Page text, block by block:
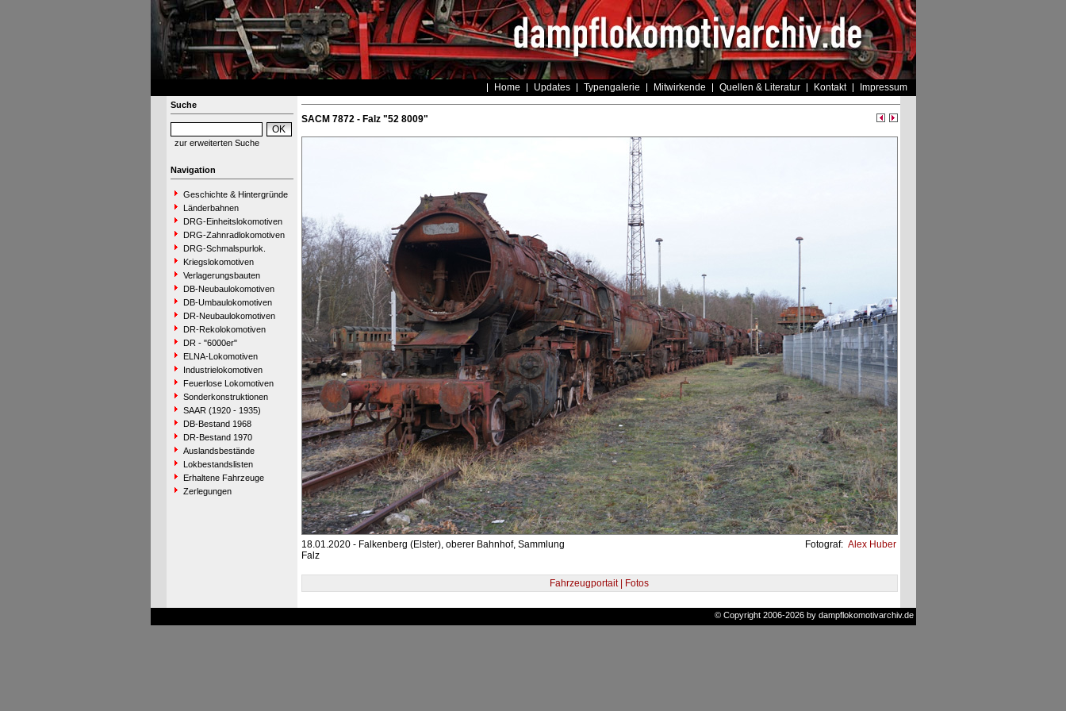
Home Updates Typengalerie Mitwirkende Quellen & Literatur Kontakt Impressum
Suche
zur erweiterten Suche
Navigation
Geschichte & Hintergründe
Länderbahnen
DRG-Einheitslokomotiven
DRG-Zahnradlokomotiven
DRG-Schmalspurlok.
Kriegslokomotiven
Verlagerungsbauten
DB-Neubaulokomotiven
DB-Umbaulokomotiven
DR-Neubaulokomotiven
DR-Rekolokomotiven
DR - "6000er"
ELNA-Lokomotiven
Industrielokomotiven
Feuerlose Lokomotiven
Sonderkonstruktionen
SAAR (1920 - 1935)
DB-Bestand 1968
DR-Bestand 1970
Auslandsbestände
Lokbestandslisten
Erhaltene Fahrzeuge
Zerlegungen
SACM 7872 - Falz "52 8009"
18.01.2020 - Falkenberg (Elster), oberer Bahnhof, Sammlung
Falz
Fotograf: Alex Huber
Fahrzeugportait | Fotos
© Copyright 2006-2026 by dampflokomotivarchiv.de